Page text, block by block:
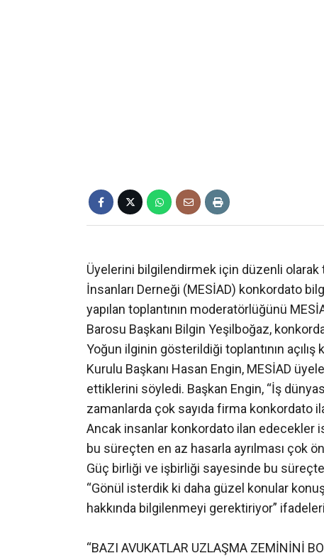
Üyelerini bilgilendirmek için düzenli
İnsanları Derneği (MESİAD) konkordato
yapılan toplantının moderatörlüğünü
Barosu Başkanı Bilgin Yeşilboğaz,
Yoğun ilginin gösterildiği toplantının açılış
Kurulu Başkanı Hasan Engin, MESİAD
ettiklerini söyledi. Başkan Engin, “İş
zamanlarda çok sayıda firma konkordato
Ancak insanlar konkordato ilan edecekler
bu süreçten en az hasarla ayrılması çok
Güç birliği ve işbirliği sayesinde bu
“Gönül isterdik ki daha güzel konular
hakkında bilgilenmeyi gerektiriyor”
“BAZI AVUKATLAR UZLAŞMA ZEMİNİNİ